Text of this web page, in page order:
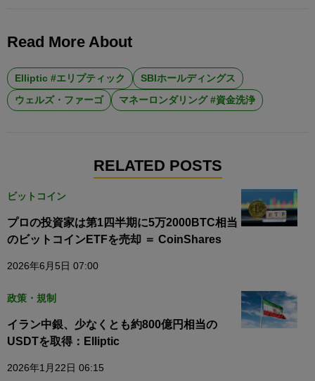
Read More About
Elliptic #エリプティック
SBIホールディングス
ウェルズ・ファーゴ
マネーロンダリング #資金洗浄
RELATED POSTS
ビットコイン
プロの投資家は第1四半期に5万2000BTC相当
のビットコインETFを売却 ＝ CoinShares
2026年6月5日 07:00
政策・規制
イラン中銀、少なくとも約800億円相当の
USDTを取得：Elliptic
2026年1月22日 06:15